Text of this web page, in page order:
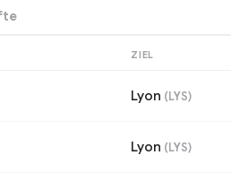
ZIEL
Lyon (LYS)
Lyon (LYS)